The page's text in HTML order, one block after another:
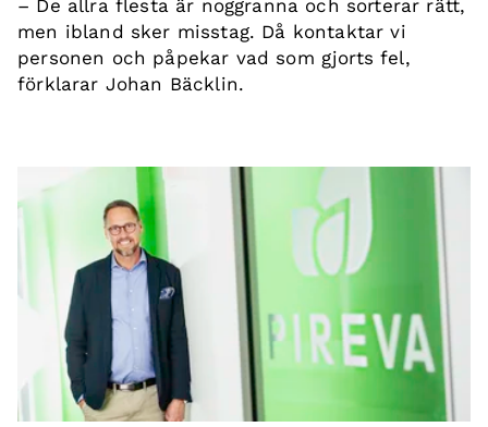
– De allra flesta är noggranna och sorterar rätt,
men ibland sker misstag. Då kontaktar vi
personen och påpekar vad som gjorts fel,
förklarar Johan Bäcklin.